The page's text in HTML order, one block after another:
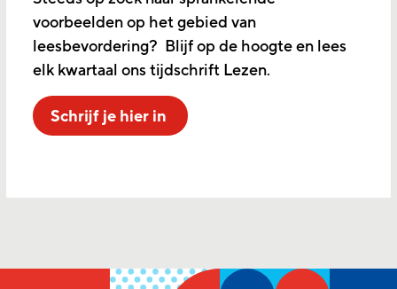
voorbeelden op het gebied van
leesbevordering? Blijf op de hoogte en lees
elk kwartaal ons tijdschrift Lezen.
Schrijf je hier in